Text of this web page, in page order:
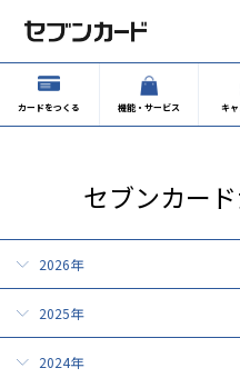
カードをつくる 機能・サービス キ
セブンカー
2026年
2025年
2024年